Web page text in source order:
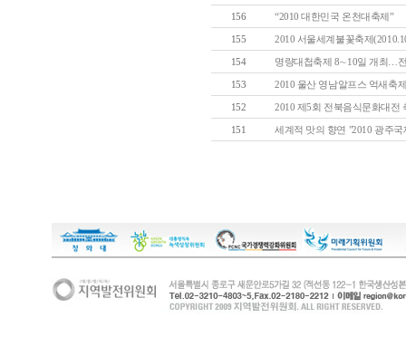
156 “2010 대한민국 온천대축제”
155 2010 서울세계불꽃축제
154 명량대첩축제 8∼10일 개최…
153 2010 울산 영남알프스 억새축
152 2010 제5회 전북음식문화대전
151 세계적 맛의 향연 "2010 광주국